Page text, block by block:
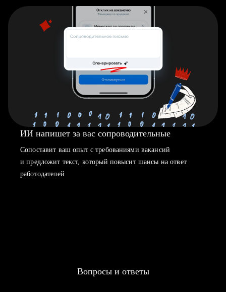
ИИ напишет за вас сопроводительные
Сопоставит ваш опыт с требованиями вакансий
и предложит текст, который повысит шансы на ответ
работодателей
Вопросы и ответы